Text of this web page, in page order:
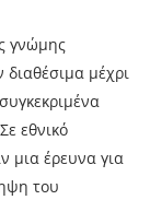
γνώμης
μέχρι
εθνικό
μια έρευνα για
του